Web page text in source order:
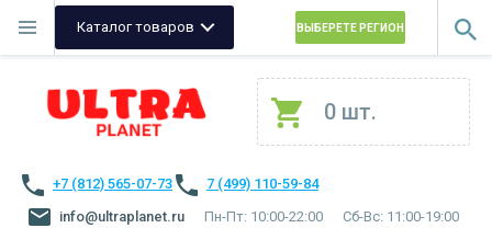
Каталог товаров ВЫБЕРЕТЕ РЕГИОН
0 шт.
+7 (812) 565-07-73
7 (499) 110-59-84
info@ultraplanet.ru
Пн-Пт: 10:00-22:00 Сб-Вс: 11:00-19:00